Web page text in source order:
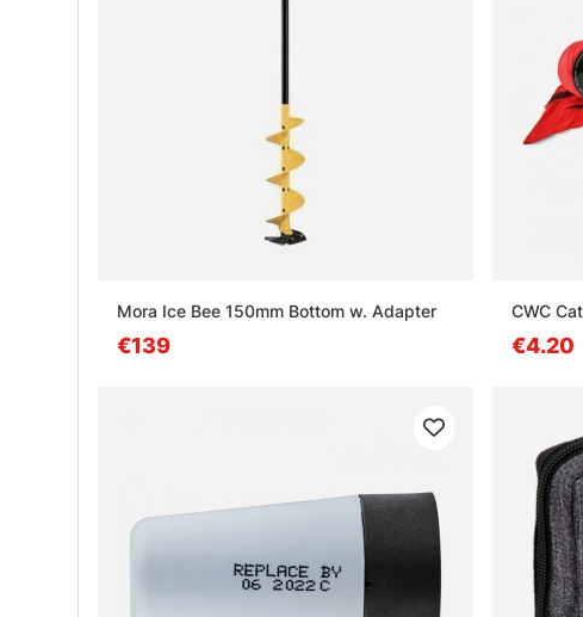
Mora Ice Bee 150mm Bottom w. Adapter
€139
CWC
€4.20